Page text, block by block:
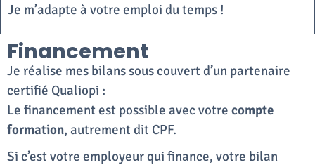
Je m’adapte à votre emploi du temps !
Financement
Je réalise mes bilans sous couvert d’un partenaire
certifié Qualiopi :
Le financement est possible avec votre compte
formation, autrement dit CPF.
Si c’est votre employeur qui finance, votre bilan